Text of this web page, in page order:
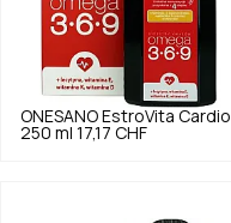
ONESANO EstroVita Cardio
250 ml 17,17 CHF